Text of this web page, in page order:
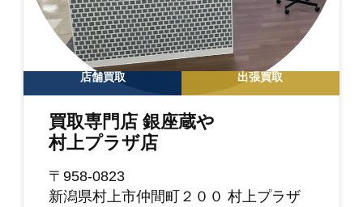
店舗買取 出張買取
買取専門店 銀座蔵や
村上プラザ店
〒958-0823
新潟県村上市仲間町２００ 村上プラザ